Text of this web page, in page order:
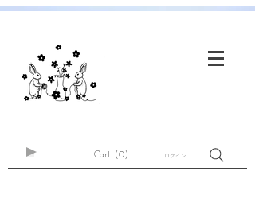
Cart (0) ログイン